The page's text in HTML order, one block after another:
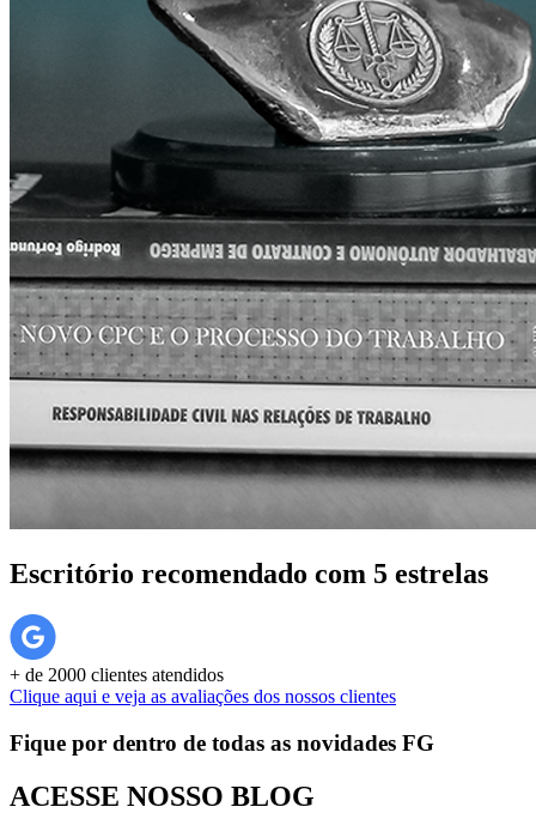
Escritório recomendado com 5 estrelas
+ de 2000 clientes atendidos
Clique aqui e veja as avaliações dos nossos clientes
Fique por dentro de todas as novidades FG
ACESSE NOSSO BLOG